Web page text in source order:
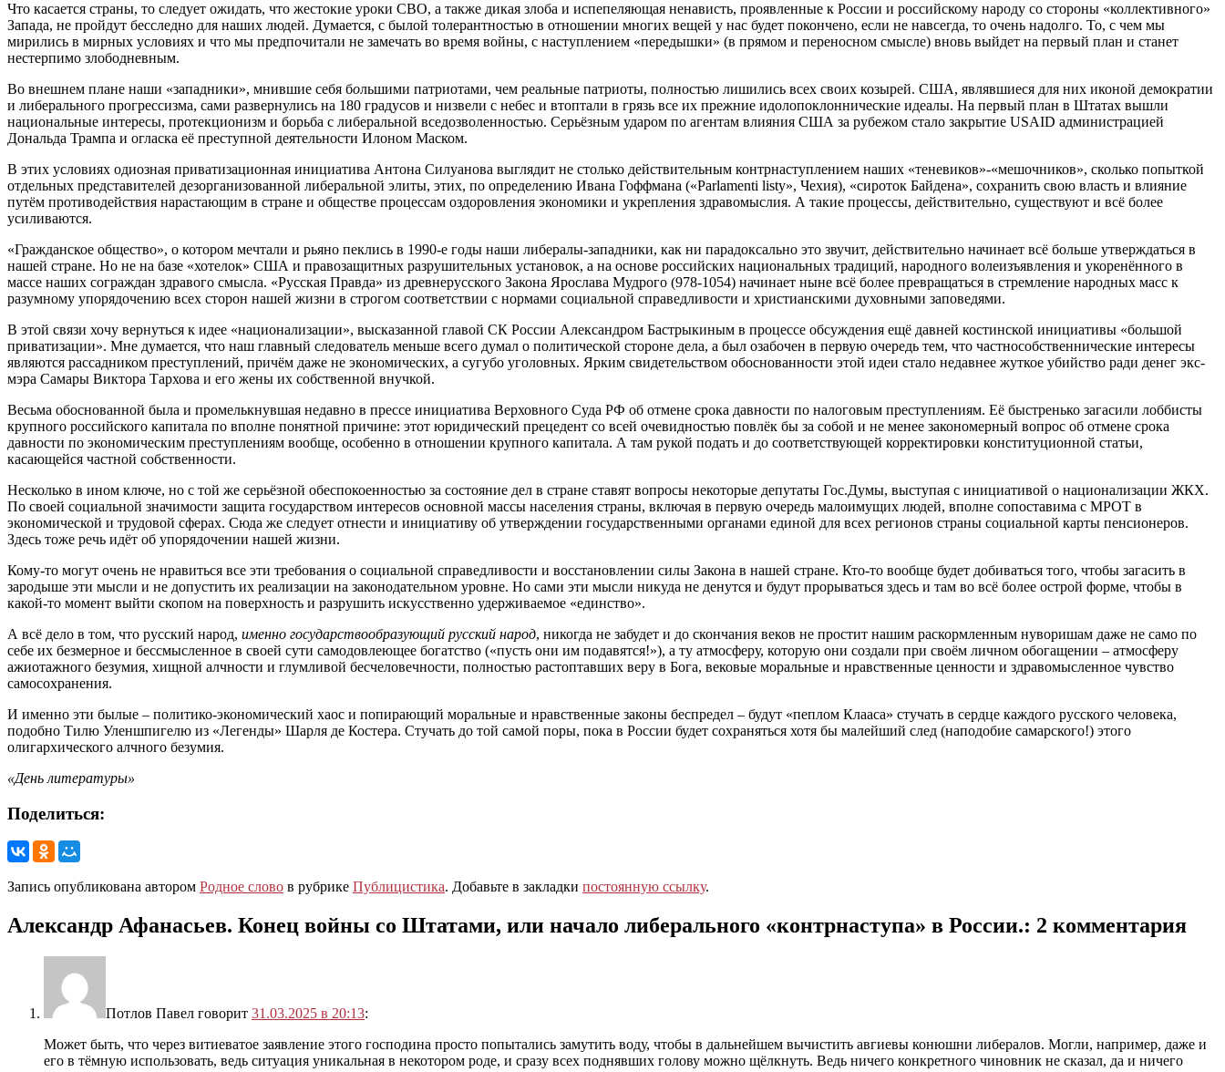
Что касается страны, то следует ожидать, что жестокие уроки СВО, а также дикая злоба и испепеляющая ненависть, проявленные к России и российскому народу со стороны «коллективного»
Запада, не пройдут бесследно для наших людей. Думается, с былой толерантностью в отношении многих вещей у нас будет покончено, если не навсегда, то очень надолго. То, с чем мы
мирились в мирных условиях и что мы предпочитали не замечать во время войны, с наступлением «передышки» (в прямом и переносном смысле) вновь выйдет на первый план и станет
нестерпимо злободневным.
Во внешнем плане наши «западники», мнившие себя большими патриотами, чем реальные патриоты, полностью лишились всех своих козырей. США, являвшиеся для них иконой демократии
и либерального прогрессизма, сами развернулись на 180 градусов и низвели с небес и втоптали в грязь все их прежние идолопоклоннические идеалы. На первый план в Штатах вышли
национальные интересы, протекционизм и борьба с либеральной вседозволенностью. Серьёзным ударом по агентам влияния США за рубежом стало закрытие USAID администрацией
Дональда Трампа и огласка её преступной деятельности Илоном Маском.
В этих условиях одиозная приватизационная инициатива Антона Силуанова выглядит не столько действительным контрнаступлением наших «теневиков»-«мешочников», сколько попыткой
отдельных представителей дезорганизованной либеральной элиты, этих, по определению Ивана Гоффмана («Parlamenti listy», Чехия), «сироток Байдена», сохранить свою власть и влияние
путём противодействия нарастающим в стране и обществе процессам оздоровления экономики и укрепления здравомыслия. А такие процессы, действительно, существуют и всё более
усиливаются.
«Гражданское общество», о котором мечтали и рьяно пеклись в 1990-е годы наши либералы-западники, как ни парадоксально это звучит, действительно начинает всё больше утверждаться в
нашей стране. Но не на базе «хотелок» США и правозащитных разрушительных установок, а на основе российских национальных традиций, народного волеизъявления и укоренённого в
массе наших сограждан здравого смысла. «Русская Правда» из древнерусского Закона Ярослава Мудрого (978-1054) начинает ныне всё более превращаться в стремление народных масс к
разумному упорядочению всех сторон нашей жизни в строгом соответствии с нормами социальной справедливости и христианскими духовными заповедями.
В этой связи хочу вернуться к идее «национализации», высказанной главой СК России Александром Бастрыкиным в процессе обсуждения ещё давней костинской инициативы «большой
приватизации». Мне думается, что наш главный следователь меньше всего думал о политической стороне дела, а был озабочен в первую очередь тем, что частнособственнические интересы
являются рассадником преступлений, причём даже не экономических, а сугубо уголовных. Ярким свидетельством обоснованности этой идеи стало недавнее жуткое убийство ради денег экс-
мэра Самары Виктора Тархова и его жены их собственной внучкой.
Весьма обоснованной была и промелькнувшая недавно в прессе инициатива Верховного Суда РФ об отмене срока давности по налоговым преступлениям. Её быстренько загасили лоббисты
крупного российского капитала по вполне понятной причине: этот юридический прецедент со всей очевидностью повлёк бы за собой и не менее закономерный вопрос об отмене срока
давности по экономическим преступлениям вообще, особенно в отношении крупного капитала. А там рукой подать и до соответствующей корректировки конституционной статьи,
касающейся частной собственности.
Несколько в ином ключе, но с той же серьёзной обеспокоенностью за состояние дел в стране ставят вопросы некоторые депутаты Гос.Думы, выступая с инициативой о национализации ЖКХ.
По своей социальной значимости защита государством интересов основной массы населения страны, включая в первую очередь малоимущих людей, вполне сопоставима с МРОТ в
экономической и трудовой сферах. Сюда же следует отнести и инициативу об утверждении государственными органами единой для всех регионов страны социальной карты пенсионеров.
Здесь тоже речь идёт об упорядочении нашей жизни.
Кому-то могут очень не нравиться все эти требования о социальной справедливости и восстановлении силы Закона в нашей стране. Кто-то вообще будет добиваться того, чтобы загасить в
зародыше эти мысли и не допустить их реализации на законодательном уровне. Но сами эти мысли никуда не денутся и будут прорываться здесь и там во всё более острой форме, чтобы в
какой-то момент выйти скопом на поверхность и разрушить искусственно удерживаемое «единство».
А всё дело в том, что русский народ, именно государствообразующий русский народ, никогда не забудет и до скончания веков не простит нашим раскормленным нуворишам даже не само по
себе их безмерное и бессмысленное в своей сути самодовлеющее богатство («пусть они им подавятся!»), а ту атмосферу, которую они создали при своём личном обогащении – атмосферу
ажиотажного безумия, хищной алчности и глумливой бесчеловечности, полностью растоптавших веру в Бога, вековые моральные и нравственные ценности и здравомысленное чувство
самосохранения.
И именно эти былые – политико-экономический хаос и попирающий моральные и нравственные законы беспредел – будут «пеплом Клааса» стучать в сердце каждого русского человека,
подобно Тилю Уленшпигелю из «Легенды» Шарля де Костера. Стучать до той самой поры, пока в России будет сохраняться хотя бы малейший след (наподобие самарского!) этого
олигархического алчного безумия.
«День литературы»
Поделиться:
Запись опубликована автором Родное слово в рубрике Публицистика. Добавьте в закладки постоянную ссылку.
Александр Афанасьев. Конец войны со Штатами, или начало либерального «контрнаступа» в России.: 2 комментария
Потлов Павел говорит 31.03.2025 в 20:13:
Может быть, что через витиеватое заявление этого господина просто попытались замутить воду, чтобы в дальнейшем вычистить авгиевы конюшни либералов. Могли, например, даже и
его в тёмную использовать, ведь ситуация уникальная в некотором роде, и сразу всех поднявших голову можно щёлкнуть. Ведь ничего конкретного чиновник не сказал, да и ничего